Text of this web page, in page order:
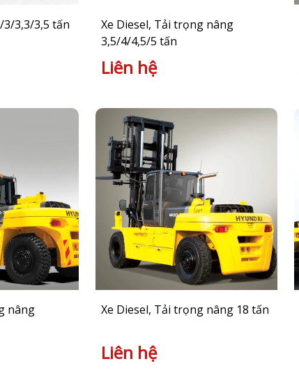
3,3/3,5 tấn
Xe Diesel, Tải trọng nâng
3,5/4/4,5/5 tấn
Liên hệ
nâng
Xe Diesel, Tải trọng nâng 18 tấn
Liên hệ